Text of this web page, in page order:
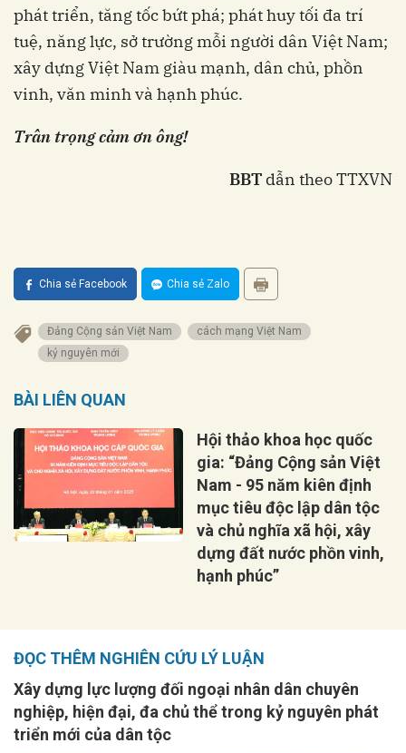
phát triển, tăng tốc bứt phá; phát huy tối đa trí
tuệ, năng lực, sở trường mỗi người dân Việt Nam;
xây dựng Việt Nam giàu mạnh, dân chủ, phồn
vinh, văn minh và hạnh phúc.
Trân trọng cảm ơn ông!
BBT dẫn theo TTXVN
Chia sẻ Facebook Chia sẻ Zalo
Đảng Cộng sản Việt Nam
cách mạng Việt Nam
kỷ nguyên mới
BÀI LIÊN QUAN
Hội thảo khoa học quốc
gia: “Đảng Cộng sản Việt
Nam - 95 năm kiên định
mục tiêu độc lập dân tộc
và chủ nghĩa xã hội, xây
dựng đất nước phồn vinh,
hạnh phúc”
ĐỌC THÊM NGHIÊN CỨU LÝ LUẬN
Xây dựng lực lượng đối ngoại nhân dân chuyên
nghiệp, hiện đại, đa chủ thể trong kỷ nguyên phát
triển mới của dân tộc